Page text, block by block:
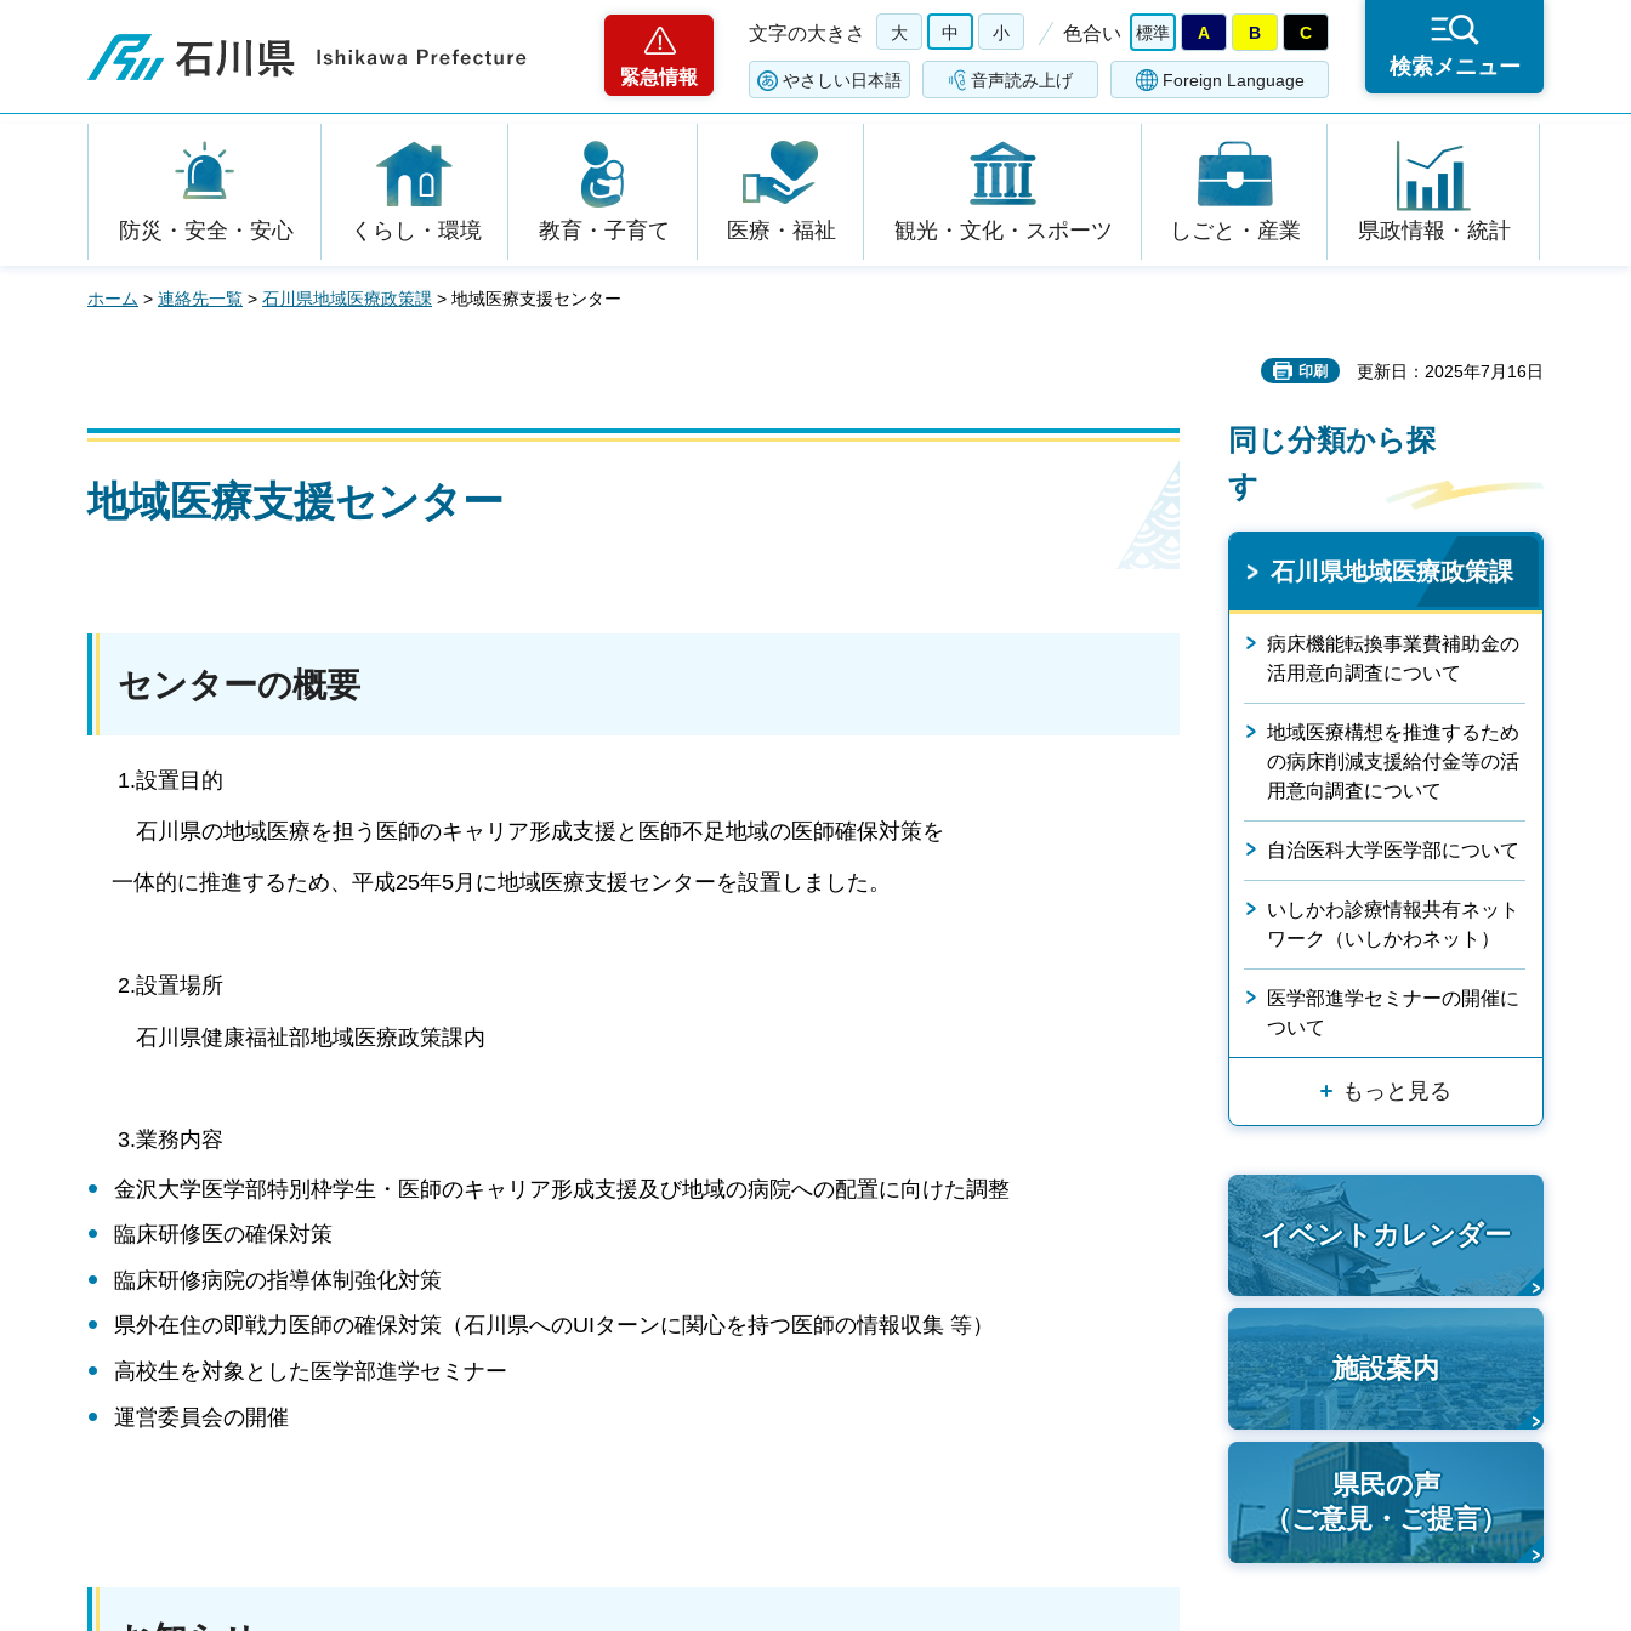
石川県
緊急情報
文字の大きさ 大 中 小 色合い 標準 A B C
やさしい日本語 音声読み上げ Foreign Language
検索メニュー
防災・安全・安心 くらし・環境 教育・子育て 医療・福祉 観光・文化・スポーツ しごと・産業 県政情報・統計
ホーム > 連絡先一覧 > 石川県地域医療政策課 > 地域医療支援センター
印刷 更新日：2025年7月16日
地域医療支援センター
センターの概要
1.設置目的
石川県の地域医療を担う医師のキャリア形成支援と医師不足地域の医師確保対策を
一体的に推進するため、平成25年5月に地域医療支援センターを設置しました。
2.設置場所
石川県健康福祉部地域医療政策課内
3.業務内容
金沢大学医学部特別枠学生・医師のキャリア形成支援及び地域の病院への配置に向けた調整
臨床研修医の確保対策
臨床研修病院の指導体制強化対策
県外在住の即戦力医師の確保対策（石川県へのUIターンに関心を持つ医師の情報収集 等）
高校生を対象とした医学部進学セミナー
運営委員会の開催
同じ分類から探
す
石川県地域医療政策課
病床機能転換事業費補助金の
活用意向調査について
地域医療構想を推進するため
の病床削減支援給付金等の活
用意向調査について
自治医科大学医学部について
いしかわ診療情報共有ネット
ワーク（いしかわネット）
医学部進学セミナーの開催に
ついて
もっと見る
イベントカレンダー
施設案内
県民の声
（ご意見・ご提言）